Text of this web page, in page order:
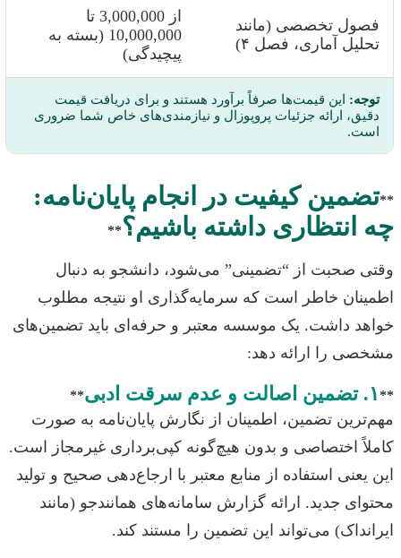
فصول تخصصی (مانند
تحلیل آماری، فصل ۴)
از 3,000,000 تا
10,000,000 (بسته به
پیچیدگی)
توجه: این قیمت‌ها صرفاً برآورد هستند و برای دریافت قیمت
دقیق، ارائه جزئیات پروپوزال و نیازمندی‌های خاص شما ضروری
است.
**تضمین کیفیت در انجام پایان‌نامه:
چه انتظاری داشته باشیم؟**
وقتی صحبت از “تضمینی” می‌شود، دانشجو به دنبال
اطمینان خاطر است که سرمایه‌گذاری او نتیجه مطلوب
خواهد داشت. یک موسسه معتبر و حرفه‌ای باید تضمین‌های
مشخصی را ارائه دهد:
** ۱. تضمین اصالت و عدم سرقت ادبی **
مهم‌ترین تضمین، اطمینان از نگارش پایان‌نامه به صورت
کاملاً اختصاصی و بدون هیچ‌گونه کپی‌برداری غیرمجاز است.
این یعنی استفاده از منابع معتبر با ارجاع‌دهی صحیح و تولید
محتوای جدید. ارائه گزارش سامانه‌های همانندجو (مانند
ایرانداک) می‌تواند این تضمین را مستند کند.